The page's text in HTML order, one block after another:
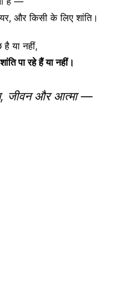
और किसी के लिए शांति।
या नहीं,
पा रहे हैं या नहीं।
जीवन और आत्मा —